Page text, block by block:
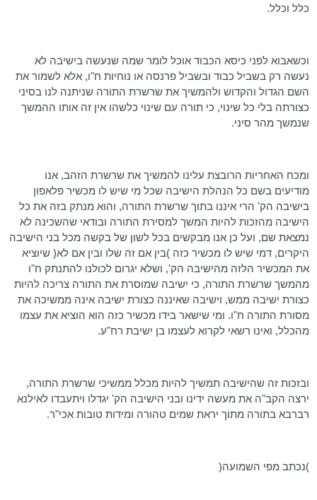
כלל וכלל.
וכשאבוא לפני כיסא הכבוד אוכל לומר שמה שנעשה בישיבה לא
נעשה רק בשביל כבוד ובשביל פרנסה או נוחיות ח"ו, אלא לשמור את
השם הגדול והקדוש ולהמשיך את שרשרת התורה שניתנה לנו בסיני
כצורתה בלי כל שינוי, כי תורה עם שינוי כלשהו אין זה אותו ההמשך
שנמשך מהר סיני.
ומכח האחריות הרובצת עלינו להמשיך את שרשרת הזהב, אנו
מודיעים בשם כל הנהלת הישיבה שכל מי שיש לו מכשיר פלאפון
בישיבה הק' הרי איננו בתוך שרשרת התורה, והוא מנתק בזה את כל
הישיבה מהזכות להיות המשך למסירת התורה ובודאי שהשכינה לא
נמצאת שם, ועל כן אנו מבקשים בכל לשון של בקשה מכל בני הישיבה
היקרים, דמי שיש לו מכשיר כזה )בין אם זה שלו ובין אם לא( שיוציא
את המכשיר הלזה מהישיבה הק', ושלא יגרום לכולנו להתנתק ח"ו
מהמשך שרשרת התורה, כי ישיבה שמוסרת את התורה צריכה להיות
כצורת ישיבה ממש, וישיבה שאיננה כצורת ישיבה אינה ממשיכה את
מסורת התורה ח"ו. ומי שישאר בידו מכשיר כזה הוא הוציא את עצמו
מהכלל, ואינו רשאי לקרוא לעצמו בן ישיבת רח"ע.
ובזכות זה שהישיבה תמשיך להיות מכלל ממשיכי שרשרת התורה,
ירצה הקב"ה את מעשה ידינו ובני הישיבה הק' יגדלו ויתעבדו לאילנא
רברבא בתורה מתוך יראת שמים טהורה ומידות טובות אכי"ר.
)נכתב מפי השמועה(